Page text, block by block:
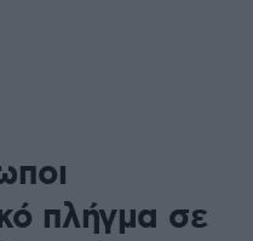
πλήγμα σε